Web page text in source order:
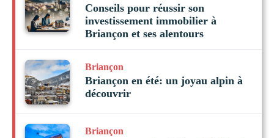
Conseils pour réussir son
investissement immobilier à
Briançon et ses alentours
Briançon
Briançon en été: un joyau alpin à
découvrir
Briançon